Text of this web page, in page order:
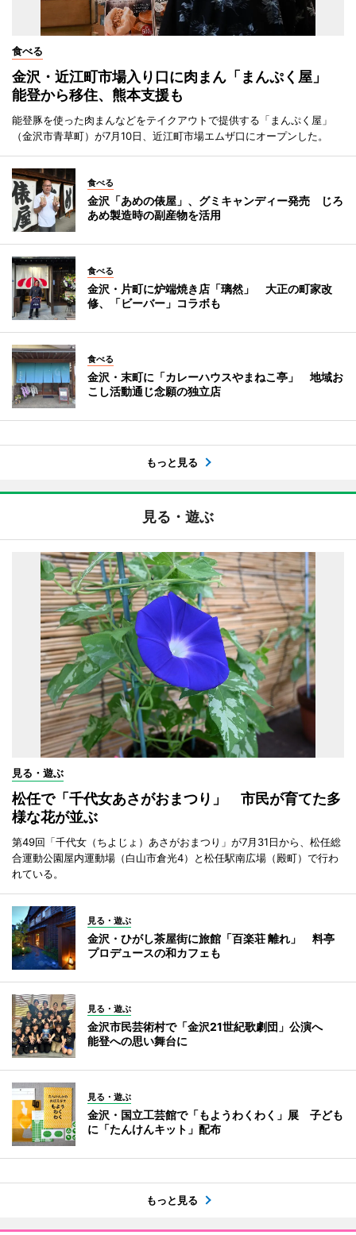
食べる
金沢・近江町市場入り口に肉まん「まんぷく屋」
能登から移住、熊本支援も
能登豚を使った肉まんなどをテイクアウトで提供する「まんぷく屋」
（金沢市青草町）が7月10日、近江町市場エムザ口にオープンした。
食べる
金沢「あめの俵屋」、グミキャンディー発売 じろ
あめ製造時の副産物を活用
食べる
金沢・片町に炉端焼き店「璃然」 大正の町家改
修、「ビーバー」コラボも
食べる
金沢・末町に「カレーハウスやまねこ亭」 地域お
こし活動通じ念願の独立店
もっと見る
見る・遊ぶ
見る・遊ぶ
松任で「千代女あさがおまつり」 市民が育てた多
様な花が並ぶ
第49回「千代女（ちよじょ）あさがおまつり」が7月31日から、松任総
合運動公園屋内運動場（白山市倉光4）と松任駅南広場（殿町）で行わ
れている。
見る・遊ぶ
金沢・ひがし茶屋街に旅館「百楽荘 離れ」 料亭
プロデュースの和カフェも
見る・遊ぶ
金沢市民芸術村で「金沢21世紀歌劇団」公演へ
能登への思い舞台に
見る・遊ぶ
金沢・国立工芸館で「もようわくわく」展 子ども
に「たんけんキット」配布
もっと見る